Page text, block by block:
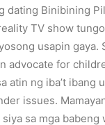
dating Binibining
TV show
usapin gaya.
advocate for
atin ng iba’t ibang
issues.
sa mga babeng